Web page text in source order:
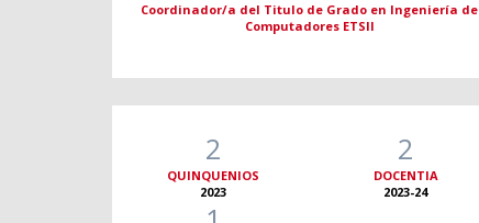
Coordinador/a del Titulo de Grado en Ingeniería de
Computadores ETSII
2
QUINQUENIOS
2023
2
DOCENTIA
2023-24